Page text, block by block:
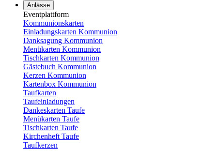
Anlässe
Eventplattform
Kommunionskarten
Einladungskarten Kommunion
Danksagung Kommunion
Menükarten Kommunion
Tischkarten Kommunion
Gästebuch Kommunion
Kerzen Kommunion
Kartenbox Kommunion
Taufkarten
Taufeinladungen
Dankeskarten Taufe
Menükarten Taufe
Tischkarten Taufe
Kirchenheft Taufe
Taufkerzen